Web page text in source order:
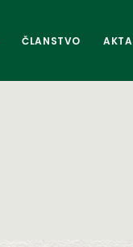
ČLANSTVO AKTA